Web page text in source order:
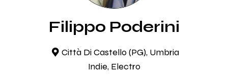
Filippo Poderini
Città Di Castello (PG), Umbria
Indie, Electro